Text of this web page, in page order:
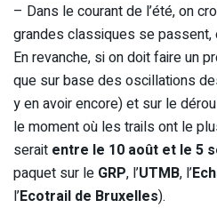
– Dans le courant de l’été, on
grandes classiques se passent,
En revanche, si on doit faire un
que sur base des oscillations
y en avoir encore) et sur le
le moment où les trails ont le
serait entre le 10 août et le 5
paquet sur le GRP, l’UTMB, l’
l’Ecotrail de Bruxelles).